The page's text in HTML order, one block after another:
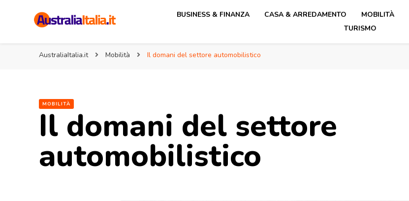
BUSINESS & FINANZA CASA & ARREDAMENTO MOBILITÀ
TURISMO
AustraliaItalia.it Mobilità Il domani del settore automobilistico
MOBILITÀ
Il domani del settore
automobilistico